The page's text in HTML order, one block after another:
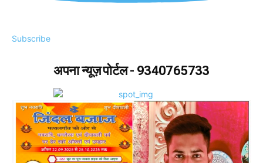
Subscribe
अपना न्यूज़ पोर्टल - 9340765733